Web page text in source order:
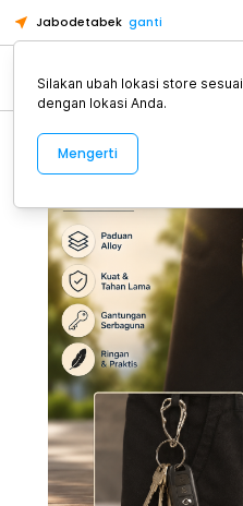
Jabodetabek ganti
Alat Kopi
Silakan ubah lokasi store sesuai
dengan lokasi Anda.
Mengerti